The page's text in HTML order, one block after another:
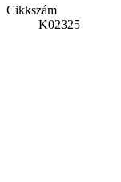
Cikkszám
K02325